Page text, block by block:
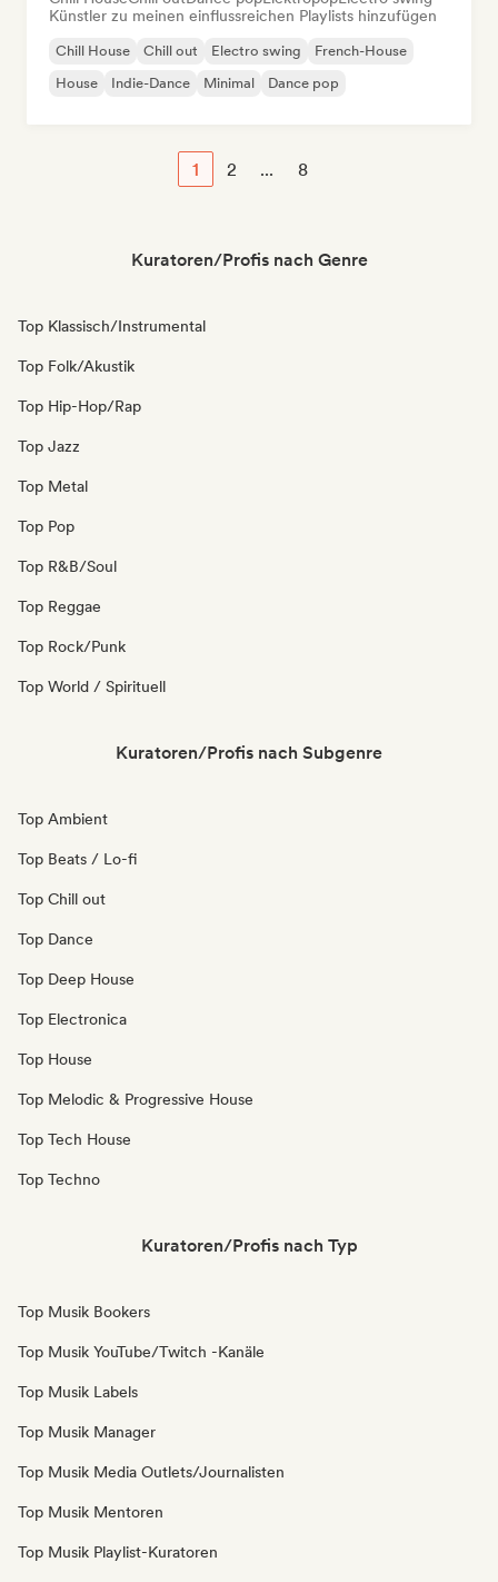
Künstler zu meinen einflussreichen Playlists hinzufügen
Chill House Chill out Electro swing
French-House
House
Indie-Dance Minimal Dance pop
1 2 ... 8
Kuratoren/Profis nach Genre
Top Klassisch/Instrumental
Top Folk/Akustik
Top Hip-Hop/Rap
Top Jazz
Top Metal
Top Pop
Top R&B/Soul
Top Reggae
Top Rock/Punk
Top World / Spirituell
Kuratoren/Profis nach Subgenre
Top Ambient
Top Beats / Lo-fi
Top Chill out
Top Dance
Top Deep House
Top Electronica
Top House
Top Melodic & Progressive House
Top Tech House
Top Techno
Kuratoren/Profis nach Typ
Top Musik Bookers
Top Musik YouTube/Twitch -Kanäle
Top Musik Labels
Top Musik Manager
Top Musik Media Outlets/Journalisten
Top Musik Mentoren
Top Musik Playlist-Kuratoren